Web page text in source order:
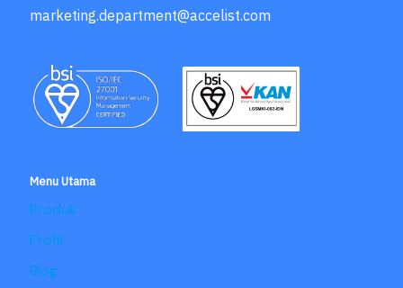
marketing.department@accelist.com
Menu Utama
Produk
Profil
Blog